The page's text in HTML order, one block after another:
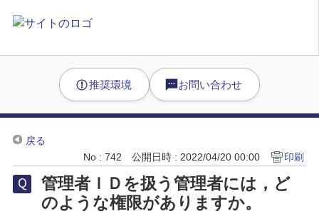
推奨環境 お問い合わせ
戻る
No : 742
公開日時 : 2022/04/20 00:00 印刷
管理者ＩＤを扱う管理者には，ど
のような権限がありますか。